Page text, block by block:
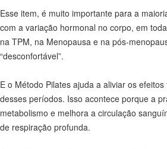
Esse item, é muito importante para a
com a variação hormonal no corpo, em
na TPM, na Menopausa e na pós-
“desconfortável”.
E o Método Pilates ajuda a aliviar os
desses períodos. Isso acontece porque a
metabolismo e melhora a circulação
de respiração profunda.